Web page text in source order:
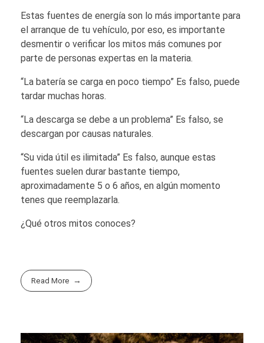
Estas fuentes de energía son lo más importante para
el arranque de tu vehículo, por eso, es importante
desmentir o verificar los mitos más comunes por
parte de personas expertas en la materia.
“La batería se carga en poco tiempo” Es falso, puede
tardar muchas horas.
“La descarga se debe a un problema” Es falso, se
descargan por causas naturales.
“Su vida útil es ilimitada” Es falso, aunque estas
fuentes suelen durar bastante tiempo,
aproximadamente 5 o 6 años, en algún momento
tenes que reemplazarla.
¿Qué otros mitos conoces?
Read More